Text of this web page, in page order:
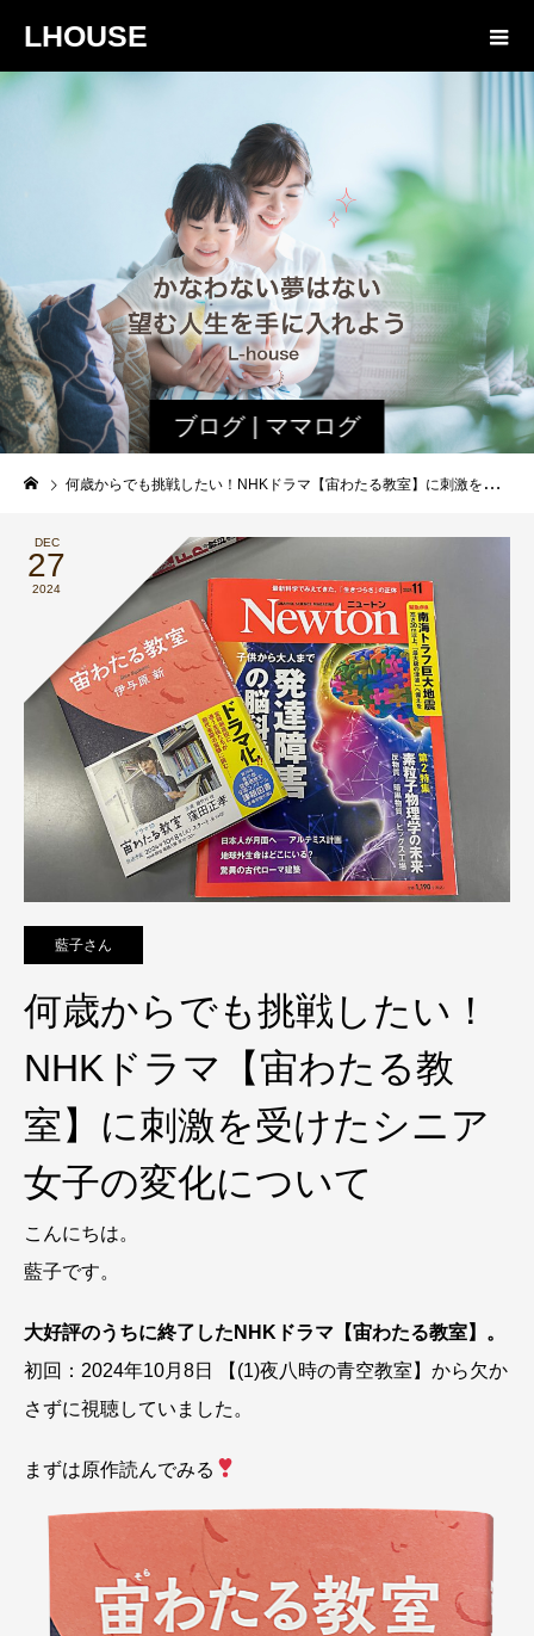
LHOUSE
ブログ | ママログ
何歳からでも挑戦したい！NHKドラマ【宙わたる教室】に刺激を受けたシニア女子の変化について
DEC
27
2024
藍子さん
何歳からでも挑戦したい！
NHKドラマ【宙わたる教
室】に刺激を受けたシニア
女子の変化について
こんにちは。
藍子です。
大好評のうちに終了したNHKドラマ【宙わたる教室】。
初回：2024年10月8日 【(1)夜八時の青空教室】から欠か
さずに視聴していました。
まずは原作読んでみる